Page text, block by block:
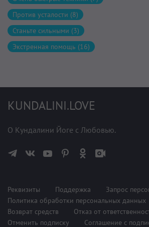
Против усталости (8)
Станьте сильными (3)
Экстренная помощь (16)
KUNDALINI.LOVE
О Кундалини Йоге с Любовью.
Реквизиты Поддержка
Запрос
Политика обработки персональных данных
Возврат средств
Отказ от
Отменить подписку
Соглашение с